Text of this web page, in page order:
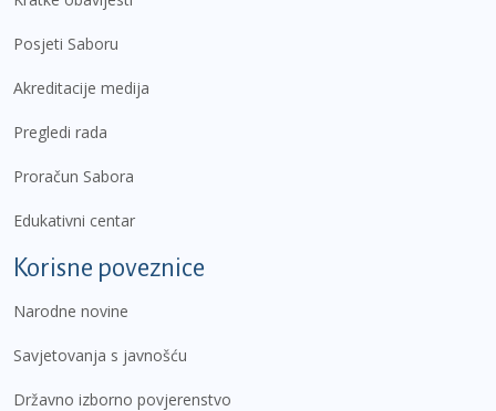
Posjeti Saboru
Akreditacije medija
Pregledi rada
Proračun Sabora
Edukativni centar
Korisne poveznice
Narodne novine
Savjetovanja s javnošću
Državno izborno povjerenstvo